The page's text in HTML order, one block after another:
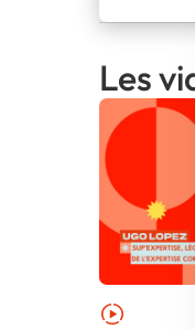
Les